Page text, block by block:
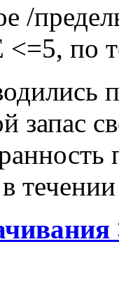
/
<=5, по
запас
течении